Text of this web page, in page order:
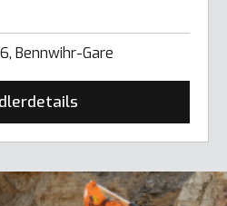
Bennwihr-Gare